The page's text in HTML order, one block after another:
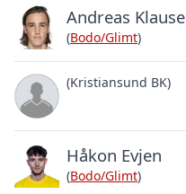
Andreas
(Bodo/Glimt)
(Kristiansund BK)
Håkon Evjen
(Bodo/Glimt)